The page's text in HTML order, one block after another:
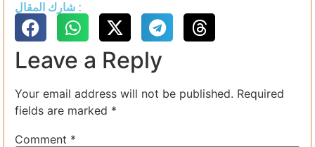
شارك المقال :
Leave a Reply
Your email address will not be published. Required
fields are marked *
Comment *